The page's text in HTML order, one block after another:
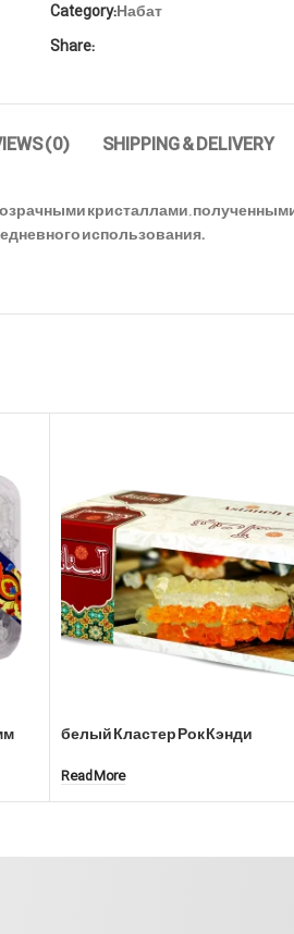
Category:Набат
Share:
(0) SHIPPING & DELIVERY
кристаллами,
использования.
белый Кластер Рок Кэнди
Read More